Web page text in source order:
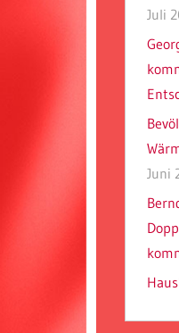
Juli
Juni